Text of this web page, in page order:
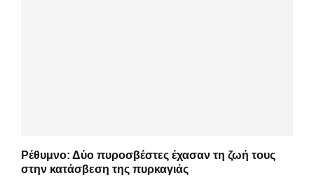
Ρέθυμνο: Δύο πυροσβέστες έχασαν τη ζωή τους
στην κατάσβεση της πυρκαγιάς